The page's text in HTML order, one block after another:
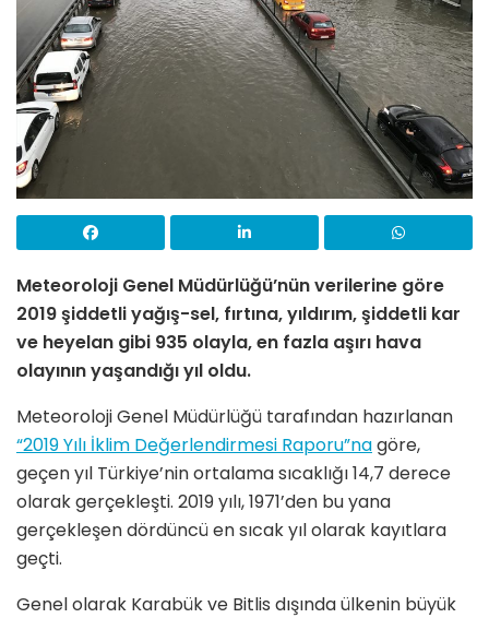
Meteoroloji Genel Müdürlüğü’nün verilerine göre
2019şiddetli yağış-sel, fırtına, yıldırım, şiddetli kar
ve heyelan gibi 935 olayla, en fazla aşırı hava
olayının yaşandığı yıl oldu.
Meteoroloji Genel Müdürlüğü tarafından hazırlanan
“2019 Yılı İklim Değerlendirmesi Raporu”nagöre,
geçen yıl Türkiye’nin ortalama sıcaklığı 14,7 derece
olarak gerçekleşti. 2019 yılı, 1971’den bu yana
gerçekleşen dördüncü en sıcak yıl olarak kayıtlara
geçti.
Genel olarak Karabük ve Bitlis dışında ülkenin büyük